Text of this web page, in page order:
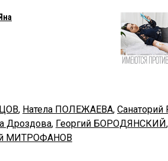
, Натела ПОЛЕЖАЕВА, Санаторий
Дроздова, Георгий БОРОДЯНСКИЙ,
МИТРОФАНОВ